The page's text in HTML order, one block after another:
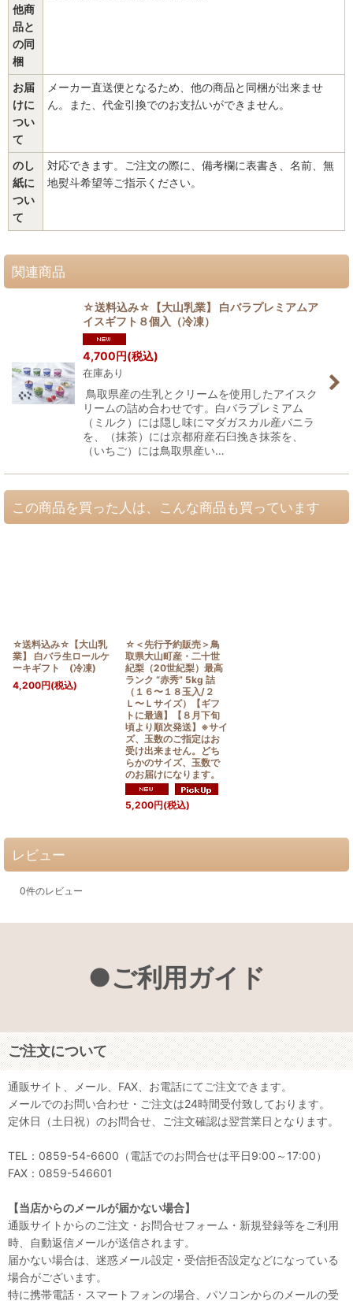
他商
品と
の同
梱
お届
けに
つい
て
メーカー直送便となるため、他の商品と同梱が出来ませ
ん。また、代金引換でのお支払いができません。
のし
紙に
つい
て
対応できます。ご注文の際に、備考欄に表書き、名前、無
地熨斗希望等ご指示ください。
関連商品
☆送料込み☆【大山乳業】 白バラプレミアムア
イスギフト８個入（冷凍）
4,700円(税込)
在庫あり
鳥取県産の生乳とクリームを使用したアイスク
リームの詰め合わせです。白バラプレミアム
（ミルク）には隠し味にマダガスカル産バニラ
を、（抹茶）には京都府産石臼挽き抹茶を、
（いちご）には鳥取県産い…
この商品を買った人は、こんな商品も買っています
☆送料込み☆【大山乳
業】 白バラ生ロールケ
ーキギフト (冷凍)
4,200円(税込)
☆＜先行予約販売＞鳥
取県大山町産・二十世
紀梨（20世紀梨）最高
ランク “赤秀” 5kg 詰
（１６〜１８玉入/２
Ｌ〜Ｌサイズ）【ギフ
トに最適】【８月下旬
頃より順次発送】※サイ
ズ、玉数のご指定はお
受け出来ません。どち
らかのサイズ、玉数で
のお届けになります。
5,200円(税込)
レビュー
0件のレビュー
●ご利用ガイド
ご注文について
通販サイト、メール、FAX、お電話にてご注文できます。
メールでのお問い合わせ・ご注文は24時間受付致しております。
定休日（土日祝）のお問合せ、ご注文確認は翌営業日となります。
TEL：0859-54-6600（電話でのお問合せは平日9:00～17:00）
FAX：0859-546601
【当店からのメールが届かない場合】
通販サイトからのご注文・お問合せフォーム・新規登録等をご利用
時、自動返信メールが送信されます。
届かない場合は、迷惑メール設定・受信拒否設定などになっている
場合がございます。
特に携帯電話・スマートフォンの場合、パソコンからのメールの受